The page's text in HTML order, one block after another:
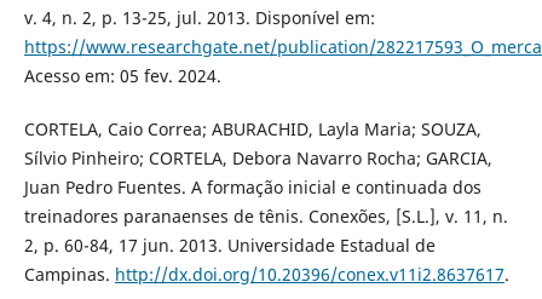
v. 4, n. 2, p. 13-25, jul. 2013. Disponível em:
https://www.researchgate.net/publication/
Acesso em: 05 fev. 2024.
CORTELA, Caio Correa; ABURACHID, Layla Maria; SOUZA,
Sílvio Pinheiro; CORTELA, Debora Navarro Rocha; GARCIA,
Juan Pedro Fuentes. A formação inicial e continuada dos
treinadores paranaenses de tênis. Conexões, [S.L.], v. 11, n.
2, p. 60-84, 17 jun. 2013. Universidade Estadual de
Campinas. http://dx.doi.org/10.20396/conex.v11i2.8637617.